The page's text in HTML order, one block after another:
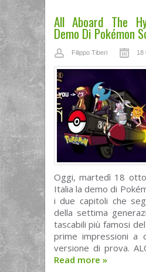
All Aboard The
Demo Di Pokémon
Filippo Tiberi 18
Oggi, martedì 18
Italia la demo di
i due capitoli che
della settima
tascabili più famosi
prime impressioni a
versione di prova.
Read more »